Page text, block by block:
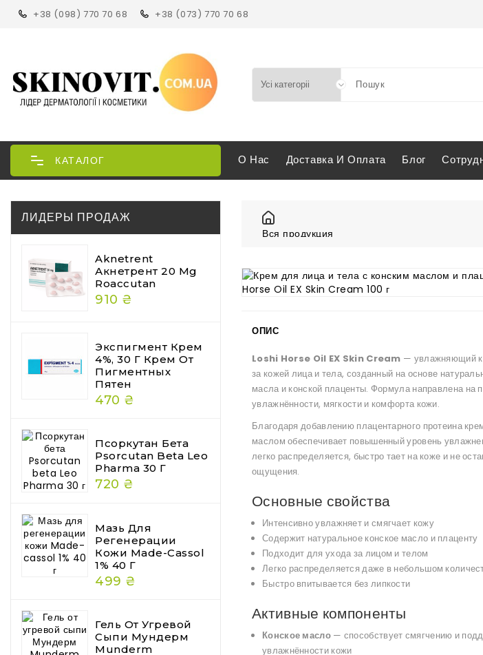
+38 (098) 770 70 68 +38 (073) 770 70 68
КАТАЛОГ О Нас Доставка И Оплата Блог
ЛИДЕРЫ ПРОДАЖ
Aknetrent
Акнетрент 20 Mg
Roaccutan
910 ₴
Экспигмент Крем
4%, 30 Г Крем От
Пигментных
Пятен
470 ₴
Псоркутан Бета
Psorcutan Beta Leo
Pharma 30 Г
720 ₴
Мазь Для
Регенерации
Кожи Made-Cassol
1% 40 Г
499 ₴
Гель От Угревой
Сыпи Мундерм
Munderm
Вся продукция
Крем для лица и тела с конским маслом и
ОПИС
Loshi Horse Oil EX Skin Cream — увлажняющий
за кожей лица и тела, созданный на основе
масла и конской плаценты. Формула направлена на
увлажнённости, мягкости и комфорта кожи.
Благодаря добавлению плацентарного протеина
маслом обеспечивает повышенный уровень
легко распределяется, быстро тает на коже и не
ощущения.
Основные свойства
Интенсивно увлажняет и смягчает кожу
Содержит натуральное конское масло и плаценту
Подходит для ухода за лицом и телом
Легко распределяется даже в небольшом
Быстро впитывается без липкости
Активные компоненты
Конское масло— способствует смягчению и
увлажнённости кожи